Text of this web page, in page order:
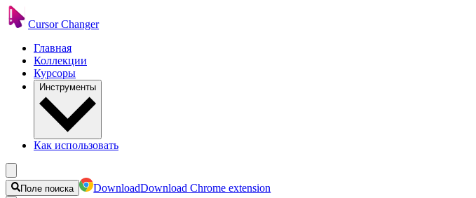
Cursor Changer
Главная
Коллекции
Курсоры
Инструменты
Как использовать
Поле поиска DownloadDownload Chrome extension